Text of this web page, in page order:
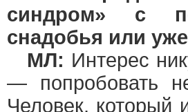
синдром» с
снадобья или
МЛ: Интерес
— попробовать
Человек, который